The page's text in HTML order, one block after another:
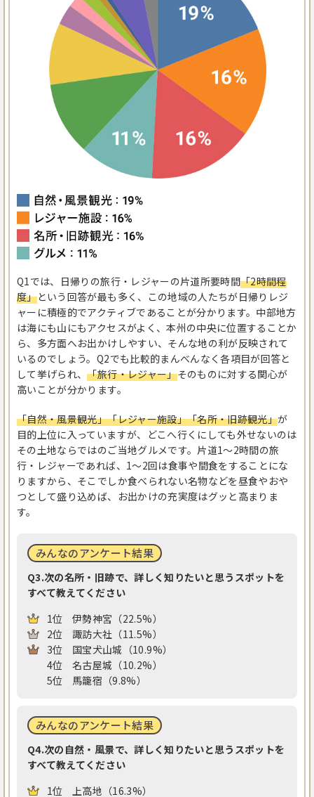
Q1では、日帰りの旅行・レジャーの片道所要時間「2時間程
度」という回答が最も多く、この地域の人たちが日帰りレジ
ャーに積極的でアクティブであることが分かります。中部地方
は海にも山にもアクセスがよく、本州の中央に位置することか
ら、多方面へお出かけしやすい、そんな地の利が反映されて
いるのでしょう。Q2でも比較的まんべんなく各項目が回答と
して挙げられ、「旅行・レジャー」そのものに対する関心が
高いことが分かります。
「自然・風景観光」「レジャー施設」「名所・旧跡観光」が
目的上位に入っていますが、どこへ行くにしても外せないのは
その土地ならではのご当地グルメです。片道1～2時間の旅
行・レジャーであれば、1～2回は食事や間食をすることにな
りますから、そこでしか食べられない名物などを昼食やおや
つとして盛り込めば、お出かけの充実度はグッと高まりま
す。
みんなのアンケート結果
Q3.次の名所・旧跡で、詳しく知りたいと思うスポットを
すべて教えてください
1位
伊勢神宮（22.5%）
2位
諏訪大社（11.5%）
3位
国宝犬山城（10.9%）
4位
名古屋城（10.2%）
5位
馬籠宿（9.8%）
みんなのアンケート結果
Q4.次の自然・風景で、詳しく知りたいと思うスポットを
すべて教えてください
1位
上高地（16.3%）